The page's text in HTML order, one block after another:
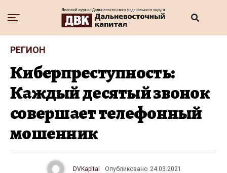
РЕГИОН
Киберпреступность:
Каждый десятый звонок
совершает телефонный
мошенник
DVKapital Опубликовано 24.03.2021